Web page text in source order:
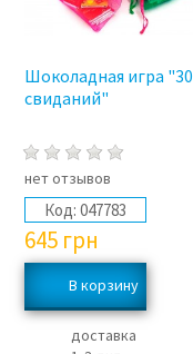
Шоколадная игра "30
свиданий"
нет отзывов
Код: 047783
645 грн
доставка